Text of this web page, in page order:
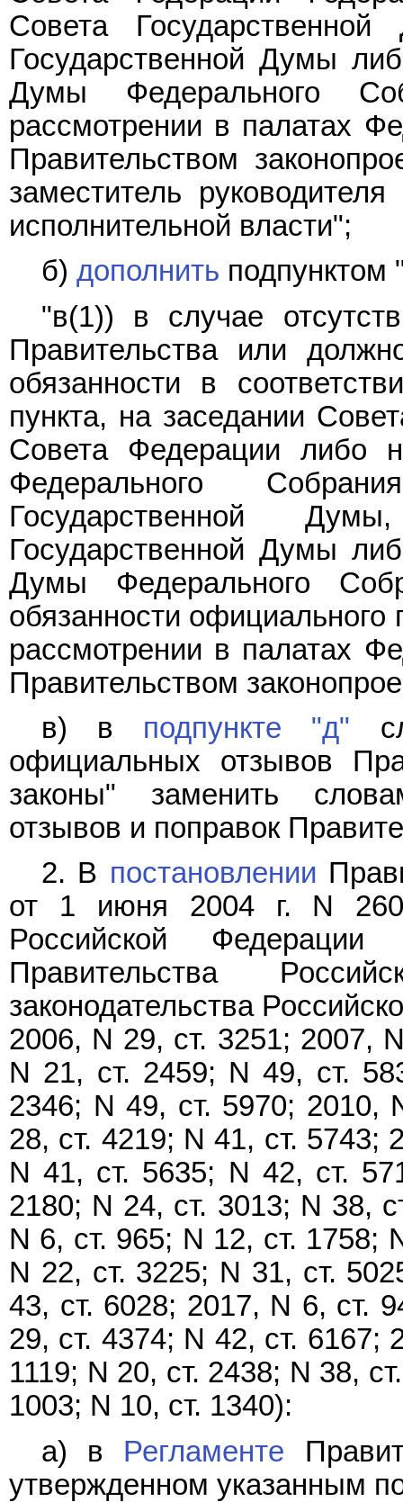
Совета
Государственной Думы
Думы Федерального
рассмотрении в палатах
Правительством
заместитель
исполнительной власти";
б) дополнить подпунктом
"в(1)) в случае
Правительства или
обязанности в
пункта, на заседании
Совета Федерации либо
Федерального
Государственной
Государственной Думы
Думы Федерального
обязанности официального
рассмотрении в палатах
Правительством
в) в подпункте "д"
официальных отзывов
законы" заменить
отзывов и поправок
2. В постановлении
от 1 июня 2004 г. N 260
Российской
Правительства
законодательства
2006, N 29, ст. 3251; 2007,
N 21, ст. 2459; N 49, ст.
2346; N 49, ст. 5970; 2010,
28, ст. 4219; N 41, ст. 5743;
N 41, ст. 5635; N 42, ст.
2180; N 24, ст. 3013; N 38,
N 6, ст. 965; N 12, ст. 1758;
N 22, ст. 3225; N 31, ст.
43, ст. 6028; 2017, N 6, ст.
29, ст. 4374; N 42, ст. 6167;
1119; N 20, ст. 2438; N 38,
1003; N 10, ст. 1340):
а) в Регламенте
утвержденном указанным